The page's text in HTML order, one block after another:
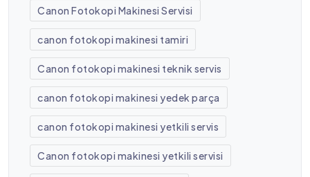
Canon Fotokopi Makinesi Servisi
canon fotokopi makinesi tamiri
Canon fotokopi makinesi teknik servis
canon fotokopi makinesi yedek parça
canon fotokopi makinesi yetkili servis
Canon fotokopi makinesi yetkili servisi